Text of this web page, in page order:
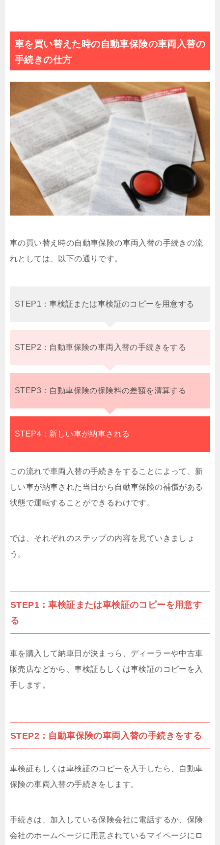
車を買い替えた時の自動車保険の車両入替の
手続きの仕方
車の買い替え時の自動車保険の車両入替の手続きの流
れとしては、以下の通りです。
STEP1：車検証または車検証のコピーを用意する
STEP2：自動車保険の車両入替の手続きをする
STEP3：自動車保険の保険料の差額を清算する
STEP4：新しい車が納車される
この流れで車両入替の手続きをすることによって、新
しい車が納車された当日から自動車保険の補償がある
状態で運転することができるわけです。
では、それぞれのステップの内容を見ていきましょ
う。
STEP1：車検証または車検証のコピーを用意す
る
車を購入して納車日が決まっら、ディーラーや中古車
販売店などから、車検証もしくは車検証のコピーを入
手します。
STEP2：自動車保険の車両入替の手続きをする
車検証もしくは車検証のコピーを入手したら、自動車
保険の車両入替の手続きをします。
手続きは、加入している保険会社に電話するか、保険
会社のホームページに用意されているマイページにロ